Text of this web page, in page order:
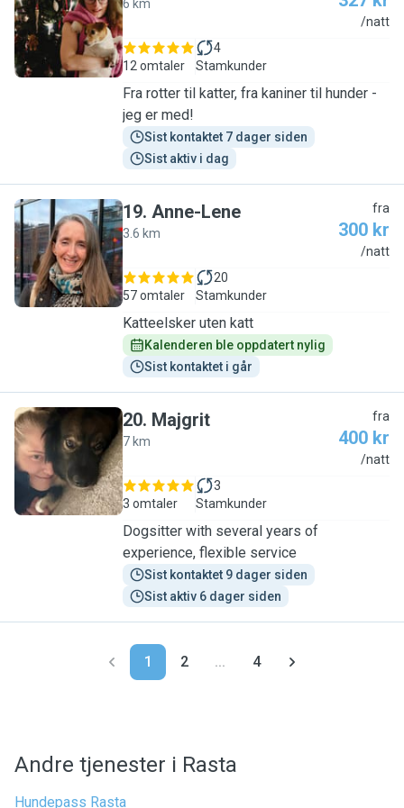
M
6 km
/natt
12 omtaler
4
Stamkunder
Fra rotter til katter, fra kaniner til hunder -
jeg er med!
Sist kontaktet 7 dager siden
Sist aktiv i dag
A
19. Anne-Lene
3.6 km
fra
300 kr
/natt
57 omtaler
20
Stamkunder
Katteelsker uten katt
Kalenderen ble oppdatert nylig
Sist kontaktet i går
M
20. Majgrit
7 km
fra
400 kr
/natt
3 omtaler
3
Stamkunder
Dogsitter with several years of
experience, flexible service
Sist kontaktet 9 dager siden
Sist aktiv 6 dager siden
1 2 ... 4
Andre tjenester i Rasta
Hundepass Rasta